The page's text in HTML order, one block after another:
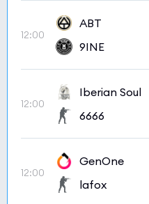
12:00
ABT
9INE
12:00
Iberian Soul
6666
12:00
GenOne
lafox